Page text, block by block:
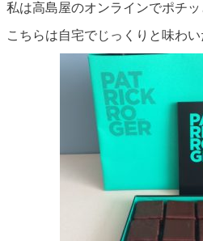
私は高島屋のオンラインでポチッ
こちらは自宅でじっくりと味わい